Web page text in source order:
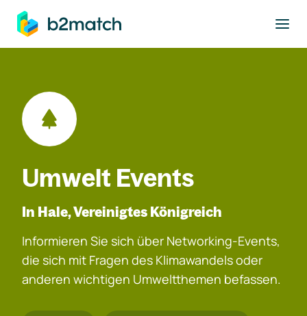
springen
Umwelt Events
In Hale, Vereinigtes Königreich
Informieren Sie sich über Networking-Events,
die sich mit Fragen des Klimawandels oder
anderen wichtigen Umweltthemen befassen.